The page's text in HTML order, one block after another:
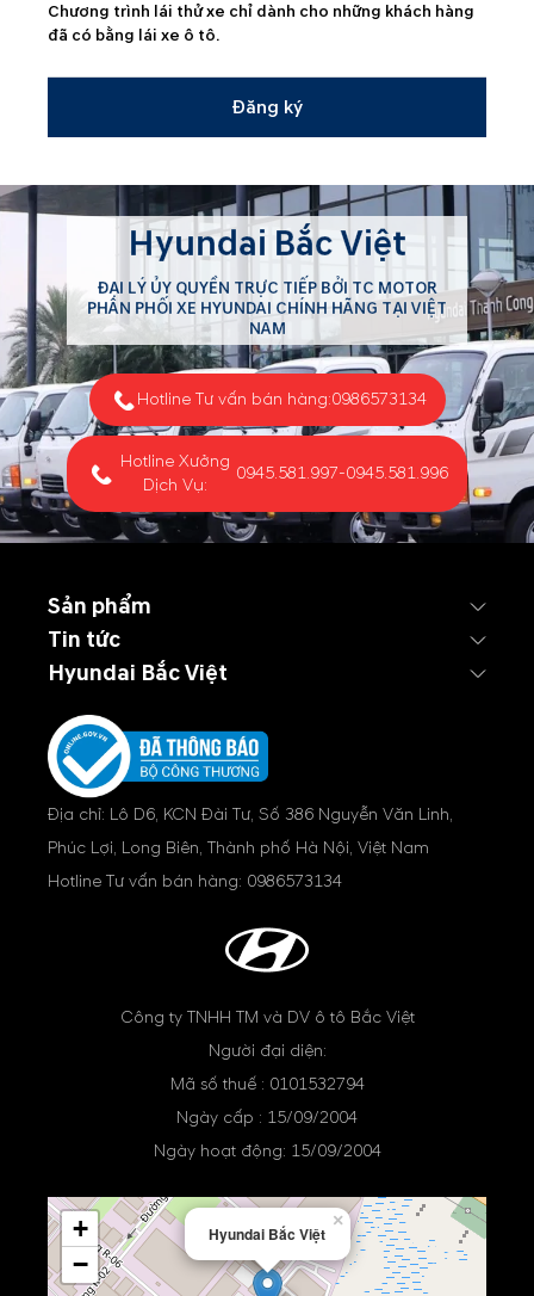
Chương trình lái thử xe chỉ dành cho những khách hàng
đã có bằng lái xe ô tô.
Đăng ký
Hyundai Bắc Việt
ĐẠI LÝ ỦY QUYỀN TRỰC TIẾP BỞI TC MOTOR
PHÂN PHỐI XE HYUNDAI CHÍNH HÃNG TẠI VIỆT
NAM
Hotline Tư vấn bán hàng:0986573134
Hotline Xưởng
Dịch Vụ:
0945.581.997-0945.581.996
Sản phẩm
Tin tức
Hyundai Bắc Việt
Địa chỉ: Lô D6, KCN Đài Tư, Số 386 Nguyễn Văn Linh,
Phúc Lợi, Long Biên, Thành phố Hà Nội, Việt Nam
Hotline Tư vấn bán hàng: 0986573134
Công ty TNHH TM và DV ô tô Bắc Việt
Người đại diện:
Mã số thuế : 0101532794
Ngày cấp : 15/09/2004
Ngày hoạt động: 15/09/2004
Hyundai Bắc Việt
×
+
−